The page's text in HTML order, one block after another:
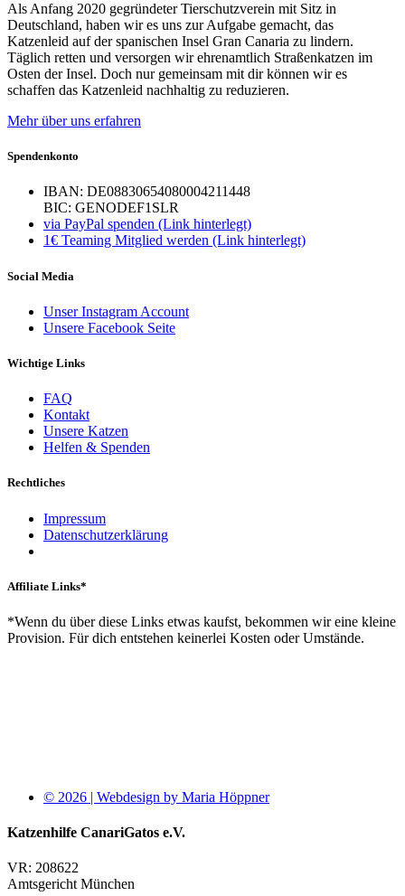
Als Anfang 2020 gegründeter Tierschutzverein mit Sitz in
Deutschland, haben wir es uns zur Aufgabe gemacht, das
Katzenleid auf der spanischen Insel Gran Canaria zu lindern.
Täglich retten und versorgen wir ehrenamtlich Straßenkatzen im
Osten der Insel. Doch nur gemeinsam mit dir können wir es
schaffen das Katzenleid nachhaltig zu reduzieren.
Mehr über uns erfahren
Spendenkonto
IBAN: DE08830654080004211448
BIC: GENODEF1SLR
via PayPal spenden (Link hinterlegt)
1€ Teaming Mitglied werden (Link hinterlegt)
Social Media
Unser Instagram Account
Unsere Facebook Seite
Wichtige Links
FAQ
Kontakt
Unsere Katzen
Helfen & Spenden
Rechtliches
Impressum
Datenschutzerklärung
Affiliate Links*
*Wenn du über diese Links etwas kaufst, bekommen wir eine kleine
Provision. Für dich entstehen keinerlei Kosten oder Umstände.
© 2026 | Webdesign by Maria Höppner
Katzenhilfe CanariGatos e.V.
VR: 208622
Amtsgericht München